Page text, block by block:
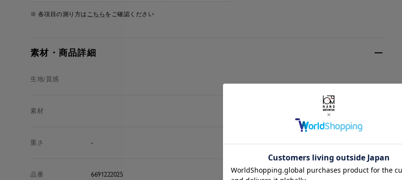
※ 各項目の測り方は こちら をご確認ください
素材・商品詳細
生地/質感
素材
重さ -
品番 6691222025